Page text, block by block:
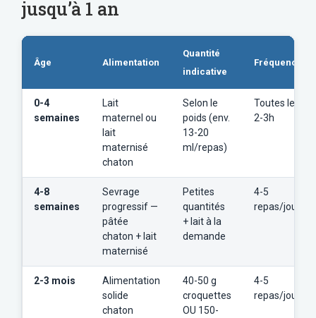
jusqu’à 1 an
Âge Alimentation
Quantité
indicative
Fréquence
0-4
semaines
Lait
maternel ou
lait
maternisé
chaton
Selon le
poids (env.
13-20
ml/repas)
Toutes les
2-3h
4-8
semaines
Sevrage
progressif —
pâtée
chaton + lait
maternisé
Petites
quantités
+ lait à la
demande
4-5
repas/jour
2-3 mois
Alimentation
solide
chaton
40-50 g
croquettes
OU 150-
4-5
repas/jour